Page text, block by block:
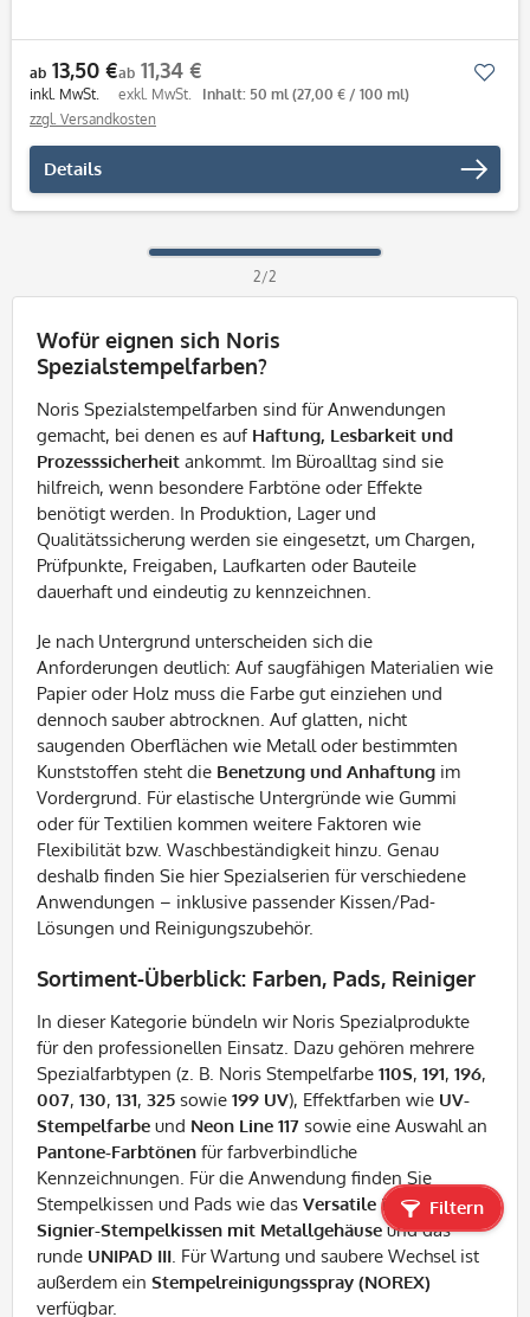
Filtern
ab 13,50 €
inkl. MwSt.
ab 11,34 €
exkl. MwSt. Inhalt: 50 ml (27,00 € / 100 ml)
zzgl. Versandkosten
Details
2/2
Wofür eignen sich Noris
Spezialstempelfarben?
Noris Spezialstempelfarben sind für Anwendungen
gemacht, bei denen es auf Haftung, Lesbarkeit und
Prozesssicherheit ankommt. Im Büroalltag sind sie
hilfreich, wenn besondere Farbtöne oder Effekte
benötigt werden. In Produktion, Lager und
Qualitätssicherung werden sie eingesetzt, um Chargen,
Prüfpunkte, Freigaben, Laufkarten oder Bauteile
dauerhaft und eindeutig zu kennzeichnen.
Je nach Untergrund unterscheiden sich die
Anforderungen deutlich: Auf saugfähigen Materialien wie
Papier oder Holz muss die Farbe gut einziehen und
dennoch sauber abtrocknen. Auf glatten, nicht
saugenden Oberflächen wie Metall oder bestimmten
Kunststoffen steht die Benetzung und Anhaftung im
Vordergrund. Für elastische Untergründe wie Gummi
oder für Textilien kommen weitere Faktoren wie
Flexibilität bzw. Waschbeständigkeit hinzu. Genau
deshalb finden Sie hier Spezialserien für verschiedene
Anwendungen – inklusive passender Kissen/Pad-
Lösungen und Reinigungszubehör.
Sortiment-Überblick: Farben, Pads, Reiniger
In dieser Kategorie bündeln wir Noris Spezialprodukte
für den professionellen Einsatz. Dazu gehören mehrere
Spezialfarbtypen (z. B. Noris Stempelfarbe 110S, 191, 196,
007, 130, 131, 325 sowie 199 UV), Effektfarben wie UV-
Stempelfarbe und Neon Line 117 sowie eine Auswahl an
Pantone-Farbtönen für farbverbindliche
Kennzeichnungen. Für die Anwendung finden Sie
Stempelkissen und Pads wie das Versatile Pad, ein
Signier-Stempelkissen mit Metallgehäuseund das
runde UNIPAD III. Für Wartung und saubere Wechsel ist
außerdem ein Stempelreinigungsspray (NOREX)
verfügbar.